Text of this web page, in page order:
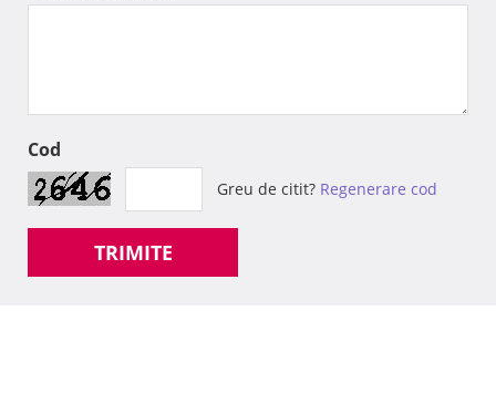
Cod
Greu de citit? Regenerare cod
TRIMITE